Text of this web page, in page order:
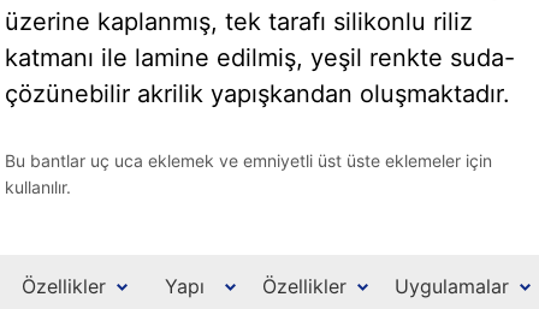
üzerine kaplanmış, tek tarafı silikonlu riliz
katmanı ile lamine edilmiş, yeşil renkte suda-
çözünebilir akrilik yapışkandan oluşmaktadır.
Bu bantlar uç uca eklemek ve emniyetli üst üste eklemeler için
kullanılır.
Özellikler Yapı Özellikler Uygulamalar